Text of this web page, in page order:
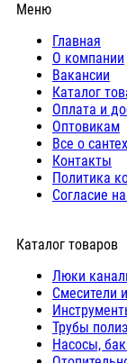
Меню
Главная
О компании
Вакансии
Каталог
Оплата и
Оптовикам
Все о
Контакты
Политика
Согласие
Каталог товаров
Люки
Cмесители
Трубы
Насосы,